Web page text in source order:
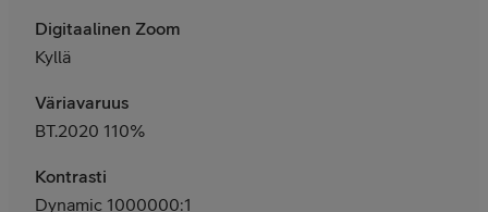
Digitaalinen Zoom
Kyllä
Väriavaruus
BT.2020 110%
Kontrasti
Dynamic 1000000:1